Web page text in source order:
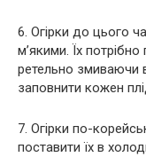
6. Огірки до цього
м’якими. Їх
ретельно змиваючи
заповнити кожен
7. Огірки по-
поставити їх в